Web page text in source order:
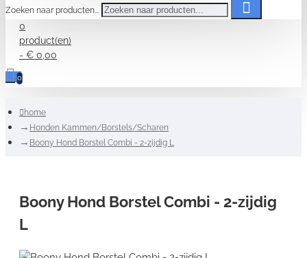
Zoeken naar producten...
0
product(en)
- € 0,00
0
home
Honden Kammen/Borstels/Scharen
Boony Hond Borstel Combi - 2-zijdig L
Boony Hond Borstel Combi - 2-zijdig
L